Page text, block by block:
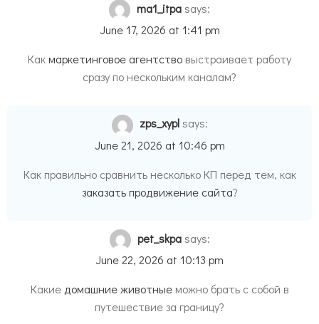
ma1_itpasays:
June 17, 2026 at 1:41 pm
Какмаркетинговое агентство выстраивает работу
сразу по нескольким каналам?
zps_xypl says:
June 21, 2026 at 10:46 pm
Как правильно сравнить несколько КП перед тем, как
заказать продвижение сайта?
pet_skpa says:
June 22, 2026 at 10:13 pm
Какие домашние животныеможно брать с собой в
путешествие за границу?